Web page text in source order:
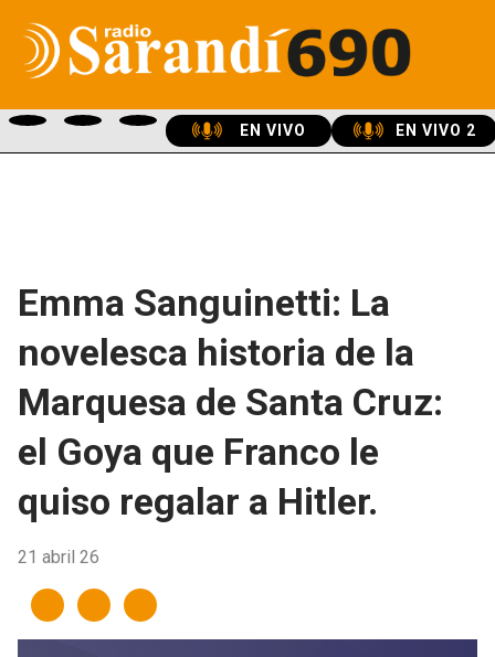
EN VIVO EN VIVO 2
Emma Sanguinetti: La
novelesca historia de la
Marquesa de Santa Cruz:
el Goya que Franco le
quiso regalar a Hitler.
21 abril 26